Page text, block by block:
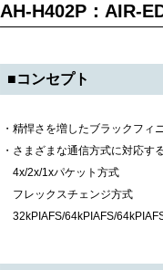
AH-H402P：AIR-
■コンセプト
・精悍さを増したブラックフィ
・さまざまな通信方式に対応す
4x/2x/1xパケット方式
フレックスチェンジ方式
32kPIAFS/64kPIAFS/